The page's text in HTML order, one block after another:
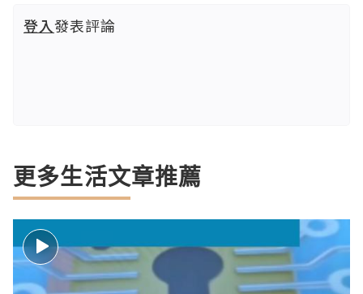
登入發表評論
更多生活文章推薦